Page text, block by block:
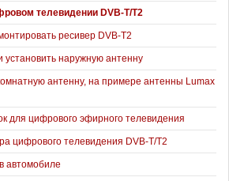
телевидении DVB-T/T2
ресивер DVB-T2
установить наружную антенну
антенну, на примере антенны Lumax
для цифрового эфирного телевидения
цифрового телевидения DVB-T/T2
автомобиле